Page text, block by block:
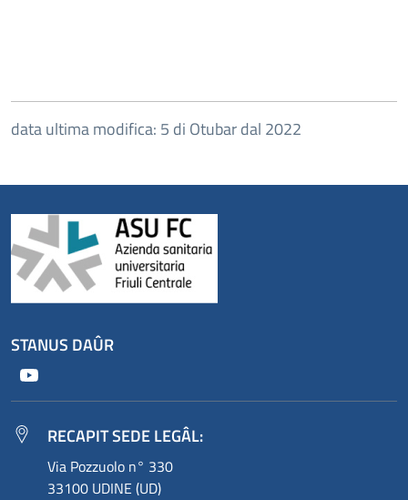
data ultima modifica: 5 di Otubar dal 2022
STANUS DAÛR
RECAPIT SEDE LEGÂL:
Via Pozzuolo n° 330
33100 UDINE (UD)